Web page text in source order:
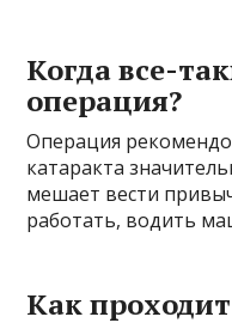
Когда все-
операция?
Операция
катаракта
мешает вести
работать, водить
Как